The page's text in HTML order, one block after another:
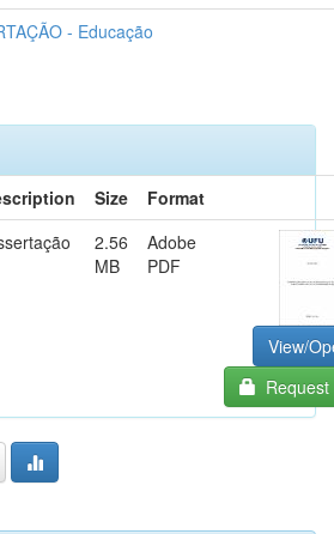
- Educação
Size
Format
2.56
MB
Adobe
PDF
View/